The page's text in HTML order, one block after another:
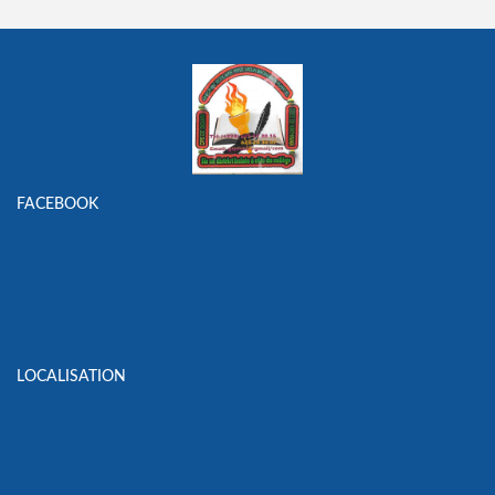
FACEBOOK
LOCALISATION